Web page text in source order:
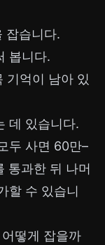
잡습니다.
봅니다.
기억이 남아 있
데 있습니다.
두 사면 60만–
통과한 뒤 나머
할 수 있습니
떻게 잡을까